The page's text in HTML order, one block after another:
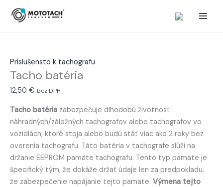
Príslušensto k tachografu
Tacho batéria
12,50 € bez DPH
Tacho batéria zabezpečuje dlhodobú životnosť
náhradných/záložných tachografov alebo tachografov vo
vozidlách, ktoré stoja alebo budú stáť viac ako 2 roky bez
overenia tachografu. Táto batéria v tachografe slúži na
držanie EEPROM pamäte tachografu. Tento typ pamäte je
špecifický tým, že dokáže držať údaje len za predpokladu,
že zabezpečenie napájanie tejto pamäte. Výmena tejto
Tacho